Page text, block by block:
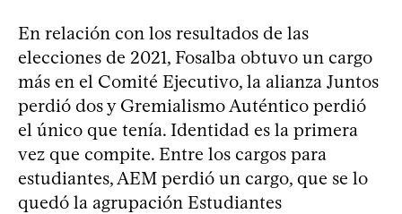
En relación con los resultados de las
elecciones de 2021, Fosalba obtuvo un cargo
más en el Comité Ejecutivo, la alianza Juntos
perdió dos y Gremialismo Auténtico perdió
el único que tenía. Identidad es la primera
vez que compite. Entre los cargos para
estudiantes, AEM perdió un cargo, que se lo
quedó la agrupación Estudiantes